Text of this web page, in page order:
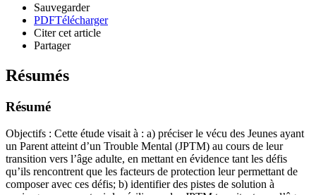
Sauvegarder
PDFTélécharger
Citer cet article
Partager
Résumés
Résumé
Objectifs : Cette étude visait à : a) préciser le vécu des Jeunes ayant
un Parent atteint d’un Trouble Mental (JPTM) au cours de leur
transition vers l’âge adulte, en mettant en évidence tant les défis
qu’ils rencontrent que les facteurs de protection leur permettant de
composer avec ces défis; b) identifier des pistes de solution à